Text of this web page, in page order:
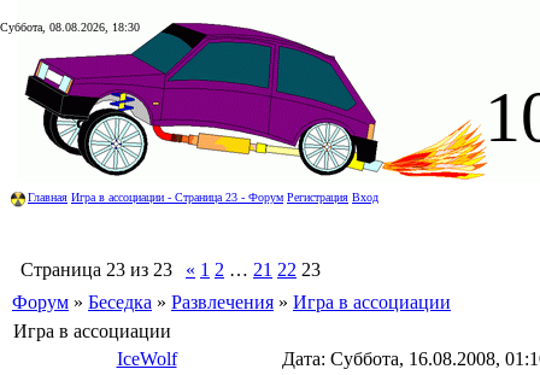
Суббота, 08.08.2026, 18:30
Главная Игра в ассоциации - Страница 23 - Форум Регистрация Вход
Страница 23 из 23 « 1 2 … 21 22 23
Форум » Беседка » Развлечения » Игра в ассоциации
Игра в ассоциации
IceWolf
Дата: Суббота, 16.08.2008,